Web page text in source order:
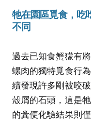
牠在園區覓食，吃
不同
過去已知食蟹獴有
螺肉的獨特覓食行
續發現許多剛被咬
殼屑的石頭，這是
的糞便化驗結果則